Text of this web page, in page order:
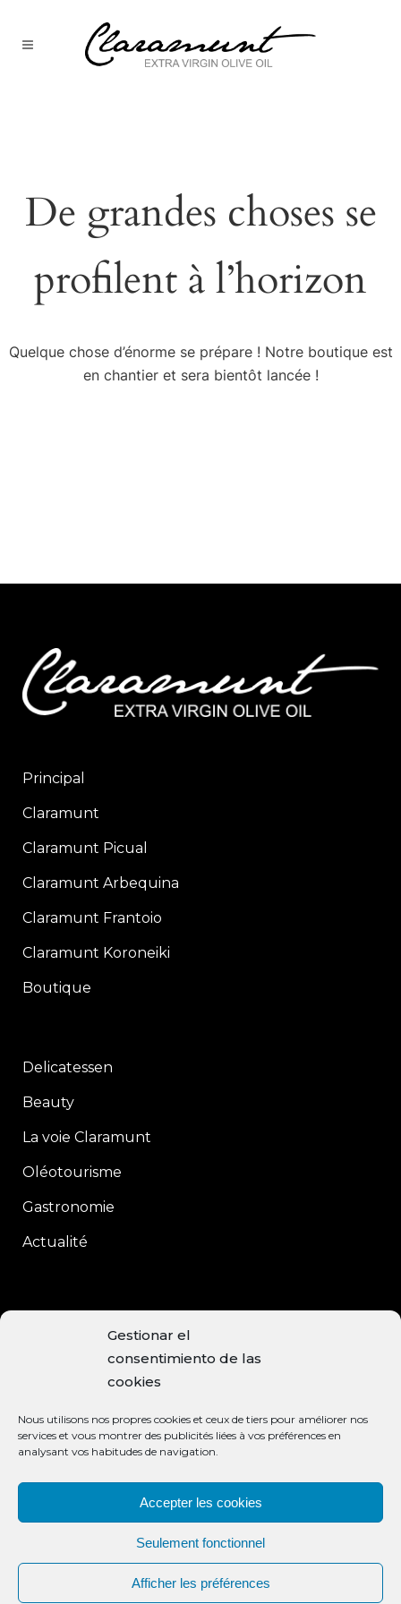
Gestionar el
consentimiento de las
cookies
Nous utilisons nos propres cookies et ceux de tiers pour améliorer nos
services et vous montrer des publicités liées à vos préférences en
analysant vos habitudes de navigation.
Accepter les cookies
Seulement fonctionnel
Afficher les préférences
De grandes choses se
profilent à l’horizon
Quelque chose d’énorme se prépare ! Notre boutique est
en chantier et sera bientôt lancée !
Principal
Claramunt
Claramunt Picual
Claramunt Arbequina
Claramunt Frantoio
Claramunt Koroneiki
Boutique
Delicatessen
Beauty
La voie Claramunt
Oléotourisme
Gastronomie
Actualité
C/Enrique Moreno, 15
Baeza, 23440 JAÉN
+34 953 740 113
info@aceiteclaramunt.com
MODES DE PAIEMENT ACCEPTÉS